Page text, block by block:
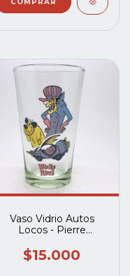
Vaso Vidrio Autos
Locos - Pierre
$15.000